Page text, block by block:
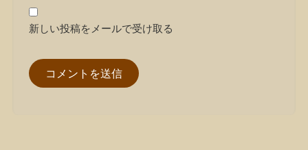
新しい投稿をメールで受け取る